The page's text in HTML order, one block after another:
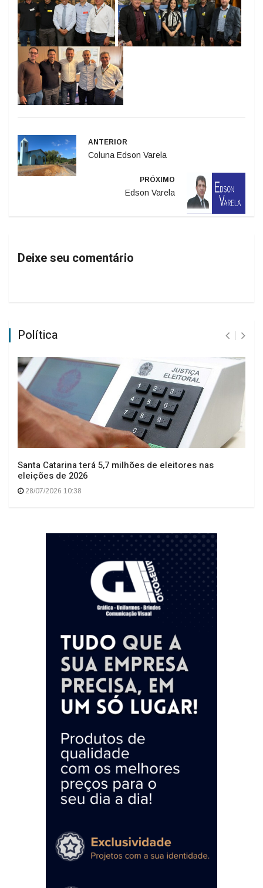
ANTERIOR
Coluna Edson Varela
PRÓXIMO
Edson Varela
Deixe seu comentário
Política
Santa Catarina terá 5,7 milhões de eleitores nas
eleições de 2026
28/07/2026 10:38